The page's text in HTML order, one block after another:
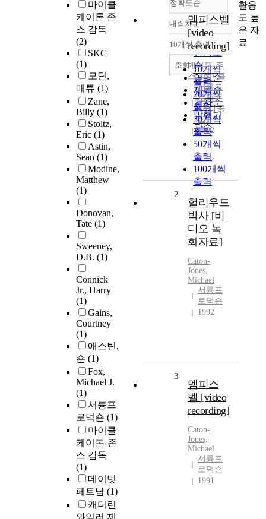
마이클
케이톤 존
스 감독
(2)
SKC
(1)
모딘,
매튜 (1)
Zane,
Billy (1)
Stoltz,
Eric (1)
Astin,
Sean (1)
Modine,
Matthew
(1)
Donovan,
Tate (1)
Sweeney,
D.B. (1)
Connick
Jr., Harry
(1)
Gains,
Courtney
(1)
애스틴,
숀 (1)
Fox,
Michael J.
(1)
서륭프
로덕숀 (1)
마이클
케이톤-존
스 감독
(1)
데이빗
페트남 (1)
캐더린
정확도순
정확도
순
인기도
순
연도순
제목순
저자순
발행기
관순
내림차순
내림차순
10개씩 출력
10개씩
출력
20개씩
출력
30개씩
출력
50개씩
출력
100개씩
출력
조회
멤피스벨
[video
recording]
케이톤-존
스, 마이클
서륭프
로덕숀
SKC[공
급]
1992
2
헐리우드
박사 [비
디오 녹
화자료]
Caton-
Jones,
Michael
서륭프
로덕숀
1992
3
멤피스
벨 [video
recording]
Caton-
Jones,
Michael
서륭프
로덕숀
1991
활용
도 높
은 자
료